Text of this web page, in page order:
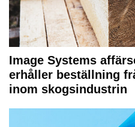
Image Systems
erhåller beställning
inom skogsindustrin